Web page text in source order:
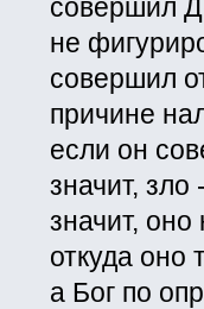
совершил
не
совершил
причине
если он
значит,
значит,
откуда оно
а Бог по